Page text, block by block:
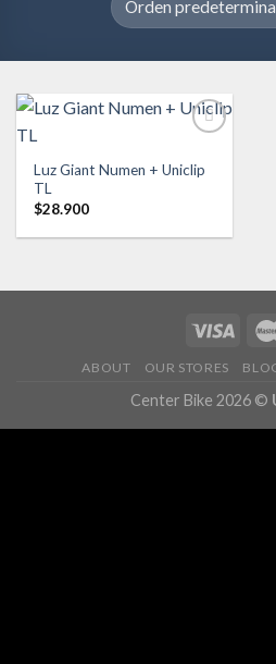
Luz Giant Numen + Uniclip
TL
$28.900
ABOUT OUR STORES
Center Bike 2026 ©